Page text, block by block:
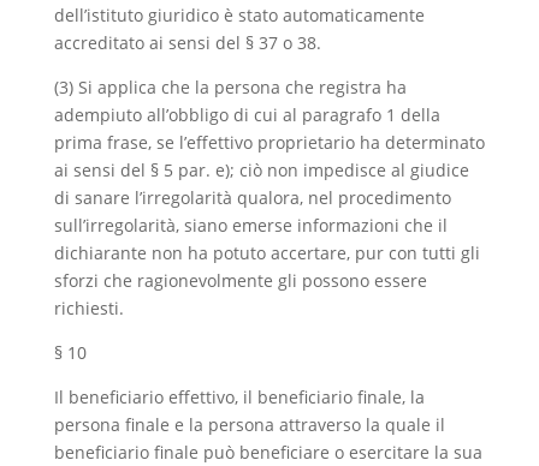
dell’istituto giuridico è stato automaticamente
accreditato ai sensi del § 37 o 38.
(3) Si applica che la persona che registra ha
adempiuto all’obbligo di cui al paragrafo 1 della
prima frase, se l’effettivo proprietario ha determinato
ai sensi del § 5 par. e); ciò non impedisce al giudice
di sanare l’irregolarità qualora, nel procedimento
sull’irregolarità, siano emerse informazioni che il
dichiarante non ha potuto accertare, pur con tutti gli
sforzi che ragionevolmente gli possono essere
richiesti.
§ 10
Il beneficiario effettivo, il beneficiario finale, la
persona finale e la persona attraverso la quale il
beneficiario finale può beneficiare o esercitare la sua